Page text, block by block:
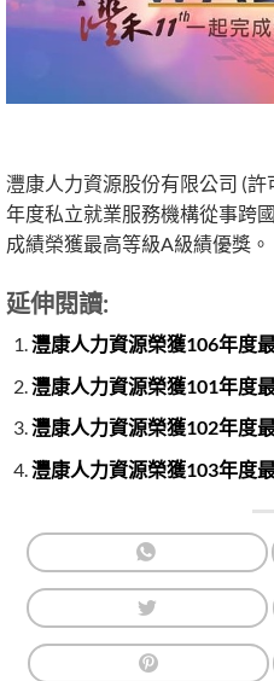
灃康人力資源股份有限公司 (
年度私立就業服務機構從事跨
成績榮獲最高等級A級績優獎。
延伸閱讀:
灃康人力資源榮獲106年度
灃康人力資源榮獲101年度
灃康人力資源榮獲102年度
灃康人力資源榮獲103年度